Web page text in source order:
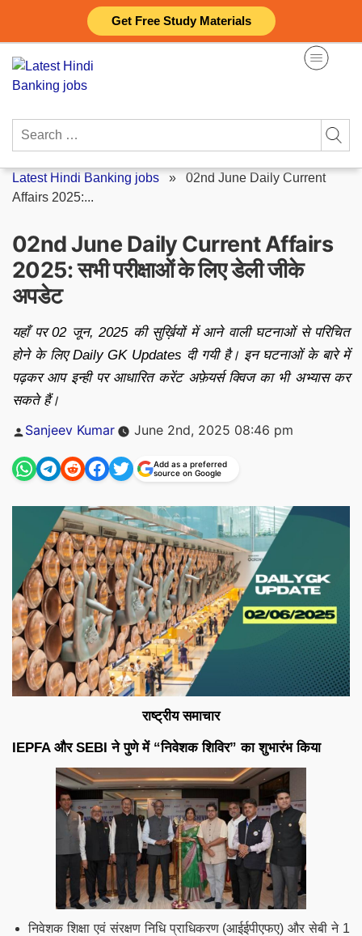
Get Free Study Materials
content
Search
Latest Hindi Banking jobs » 02nd June Daily Current
Affairs 2025:...
02nd June Daily Current Affairs
2025: सभी परीक्षाओं के लिए डेली जीके
अपडेट
यहाँ पर 02 जून, 2025 की सुर्ख़ियों में आने वाली घटनाओं से परिचित
होने के लिए Daily GK Updates दी गयी है। इन घटनाओं के बारे में
पढ़कर आप इन्ही पर आधारित करेंट अफ़ेयर्स क्विज का भी अभ्यास कर
सकते हैं।
Posted
Sanjeev Kumar June 2nd, 2025 08:46 pm
Add as a preferred
source on Google
राष्ट्रीय समाचार
IEPFA और SEBI ने पुणे में “निवेशक शिविर” का शुभारंभ किया
निवेशक शिक्षा एवं संरक्षण निधि प्राधिकरण (आईईपीएफए) और सेबी ने 1